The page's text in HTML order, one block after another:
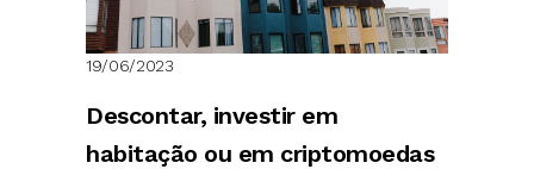
19/06/2023
Descontar, investir em
habitação ou em criptomoedas